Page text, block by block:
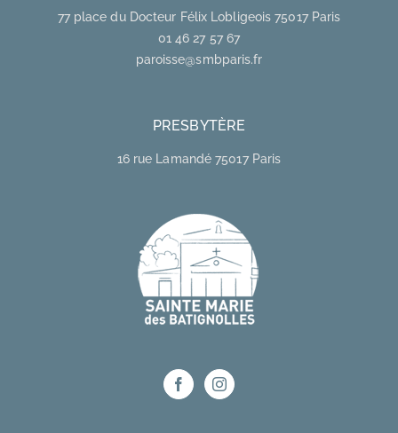
77 place du Docteur Félix Lobligeois 75017 Paris
01 46 27 57 67
paroisse@smbparis.fr
PRESBYTÈRE
16 rue Lamandé 75017 Paris